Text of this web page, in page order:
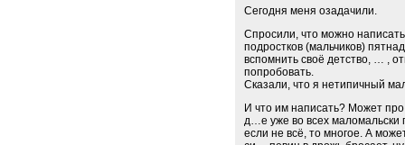
Сегодня меня озадачили.
Спросили, что можно
подростков (мальчиков)
вспомнить своё детство, … ,
попробовать.
Сказали, что я нетипичный
И что им написать? Может
д…е уже во всех
если не всё, то многое. А